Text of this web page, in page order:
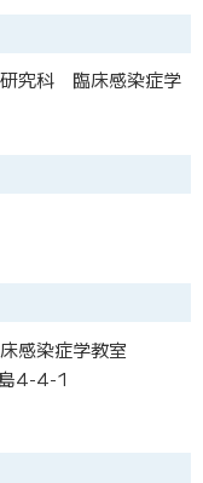
究科 臨床感染症学
感染症学教室
4-4-1